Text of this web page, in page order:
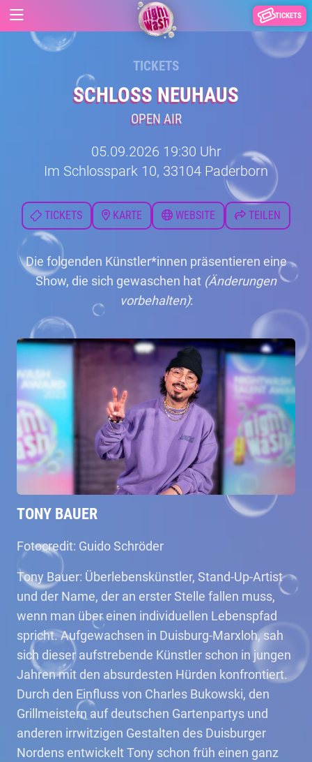
TICKETS
TICKETS
SCHLOSS NEUHAUS
OPEN AIR
05.09.2026 19:30 Uhr
Im Schlosspark 10, 33104 Paderborn
TICKETS KARTE WEBSITE TEILEN
Die folgenden Künstler*innen präsentieren eine
Show, die sich gewaschen hat (Änderungen
vorbehalten):
TONY BAUER
Fotocredit: Guido Schröder
Tony Bauer: Überlebenskünstler, Stand-Up-Artist
und der Name, der an erster Stelle fallen muss,
wenn man über einen individuellen Lebenspfad
spricht. Aufgewachsen in Duisburg-Marxloh, sah
sich dieser aufstrebende Künstler schon in jungen
Jahren mit den absurdesten Hürden konfrontiert.
Durch den Einfluss von Charles Bukowski, den
Grillmeistern auf deutschen Gartenpartys und
anderen irrwitzigen Gestalten des Duisburger
Nordens entwickelt Tony schon früh einen ganz